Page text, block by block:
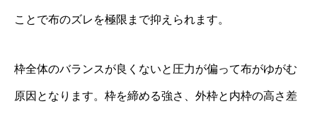
ことで布のズレを極限まで抑えられます。
枠全体のバランスが良くないと圧力が偏って布がゆがむ
原因となります。枠を締める強さ、外枠と内枠の高さ差